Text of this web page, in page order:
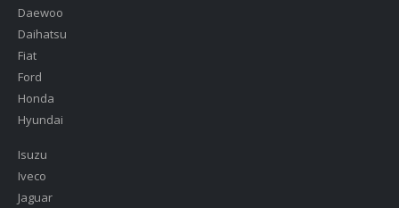
Daewoo
Daihatsu
Fiat
Ford
Honda
Hyundai
Isuzu
Iveco
Jaguar